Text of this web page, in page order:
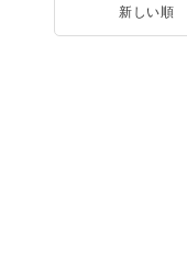
新しい順